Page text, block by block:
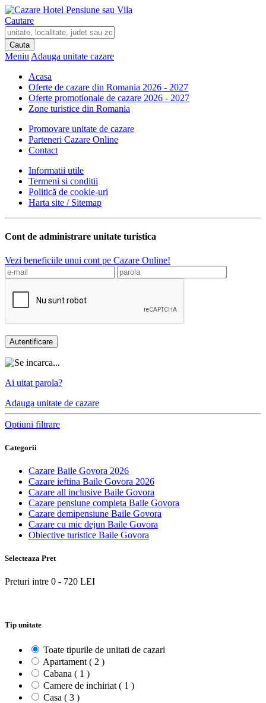
Cautare
Meniu Adauga unitate cazare
Acasa
Oferte de cazare din Romania 2026 - 2027
Oferte promotionale de cazare 2026 - 2027
Zone turistice din Romania
Promovare unitate de cazare
Parteneri Cazare Online
Contact
Informatii utile
Termeni si conditii
Politică de cookie-uri
Harta site / Sitemap
Cont de administrare unitate turistica
Vezi beneficiile unui cont pe Cazare Online!
Ai uitat parola?
Adauga unitate de cazare
Optiuni filtrare
Categorii
Cazare Baile Govora 2026
Cazare ieftina Baile Govora 2026
Cazare all inclusive Baile Govora
Cazare pensiune completa Baile Govora
Cazare demipensiune Baile Govora
Cazare cu mic dejun Baile Govora
Obiective turistice Baile Govora
Selecteaza Pret
Preturi intre 0 - 720 LEI
Tip unitate
Toate tipurile de unitati de cazari
Apartament ( 2 )
Cabana ( 1 )
Camere de inchiriat ( 1 )
Casa ( 3 )